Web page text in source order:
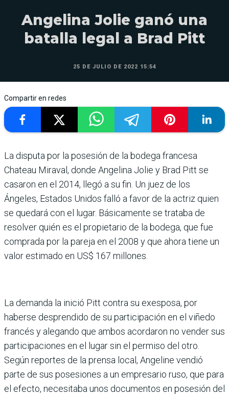
Angelina Jolie ganó una
batalla legal a Brad Pitt
25 DE JULIO DE 2022 15:54
Compartir en redes
La disputa por la posesión de la bodega francesa
Chateau Miraval, donde Angelina Jolie y Brad Pitt se
casaron en el 2014, llegó a su fin. Un juez de los
Ángeles, Estados Unidos falló a favor de la actriz quien
se quedará con el lugar. Básicamente se trataba de
resolver quién es el propietario de la bodega, que fue
comprada por la pareja en el 2008 y que ahora tiene un
valor estimado en US$ 167 millones.
La demanda la inició Pitt contra su exesposa, por
haberse desprendido de su participación en el viñedo
francés y alegando que ambos acordaron no vender sus
participaciones en el lugar sin el permiso del otro.
Según reportes de la prensa local, Angeline vendió
parte de sus posesiones a un empresario ruso, que para
el efecto, necesitaba unos documentos en posesión del